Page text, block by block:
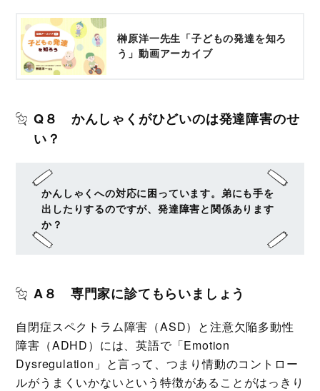
榊原洋一先生「子どもの発達を知ろ
う」動画アーカイブ
Q８ かんしゃくがひどいのは発達障害のせ
い？
かんしゃくへの対応に困っています。弟にも手を
出したりするのですが、発達障害と関係あります
か？
A８ 専門家に診てもらいましょう
自閉症スペクトラム障害（ASD）と注意欠陥多動性
障害（ADHD）には、英語で「Emotion
Dysregulation」と言って、つまり情動のコントロー
ルがうまくいかないという特徴があることがはっきり